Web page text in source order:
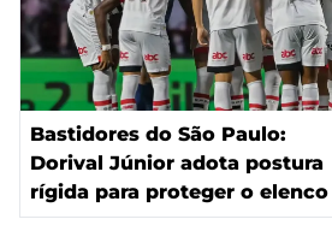
Bastidores do São Paulo:
Dorival Júnior adota postura
rígida para proteger o elenco